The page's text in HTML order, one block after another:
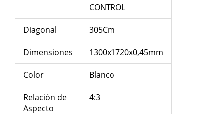
CONTROL
Diagonal 305Cm
Dimensiones 1300x1720x0,45mm
Color Blanco
Relación de
Aspecto
4:3